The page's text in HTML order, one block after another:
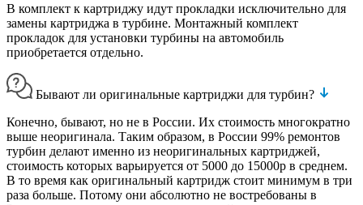
В комплект к картриджу идут прокладки исключительно для
замены картриджа в турбине. Монтажный комплект
прокладок для установки турбины на автомобиль
приобретается отдельно.
Бывают ли оригинальные картриджи для турбин?
Конечно, бывают, но не в России. Их стоимость многократно
выше неоригинала. Таким образом, в России 99% ремонтов
турбин делают именно из неоригинальных картриджей,
стоимость которых варьируется от 5000 до 15000р в среднем.
В то время как оригинальный картридж стоит минимум в три
раза больше. Потому они абсолютно не востребованы в